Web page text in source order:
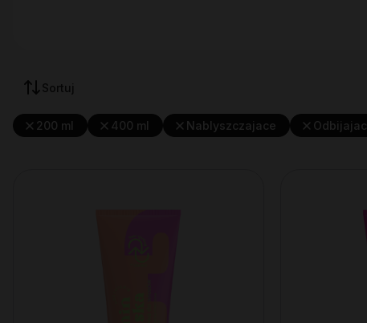
Sortuj
200 ml 400 ml Nablyszczajace